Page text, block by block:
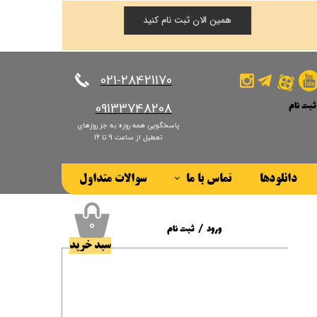
​​​​​​​021-28421170
​​​​​​​09133748208
پاسخگویی همه روزه به جز روزهای
تعطیل از ساعت 9 تا 16
دانلودها تماس با ما سوالات متداول
ثبت نام
من
واژه
همین الان ثبت نام کنید
۰
سبد خرید
ورود / ثبت نام
حساب کاربری من